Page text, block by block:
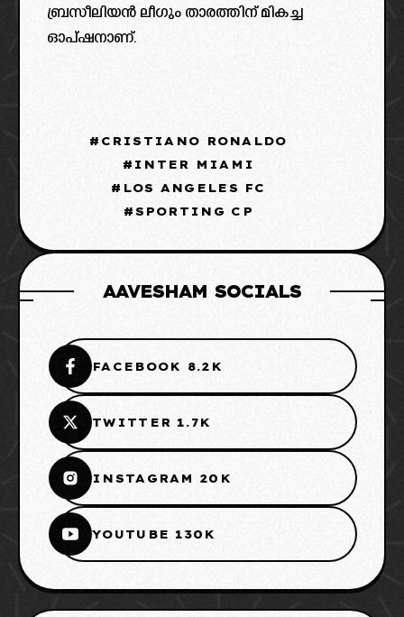
ബ്രസീലിയൻ ലീഗും താരത്തിന് മികച്ച
ഓപ്‌ഷനാണ്.
CRISTIANO RONALDO
INTER MIAMI
LOS ANGELES FC
SPORTING CP
AAVESHAM SOCIALS
FACEBOOK 8.2K
TWITTER 1.7K
INSTAGRAM 20K
YOUTUBE 130K